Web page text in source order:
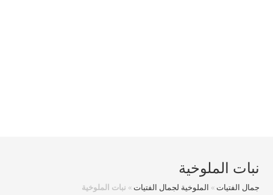
نبات الملوخية
جمال الفتيات» الملوخية لجمال الفتيات» نبات الملوخية